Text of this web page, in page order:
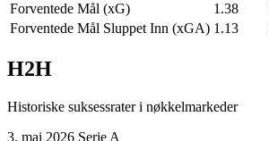
Forventede Mål (xG)
1.38
Forventede Mål Sluppet Inn (xGA) 1.13
H2H
Historiske suksessrater i nøkkelmarkeder
3. mai 2026 Serie A